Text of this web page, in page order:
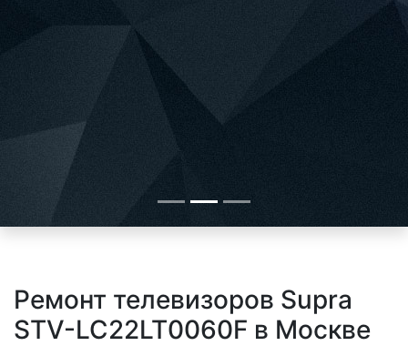
Ремонт телевизоров Supra
STV-LC22LT0060F в Москве